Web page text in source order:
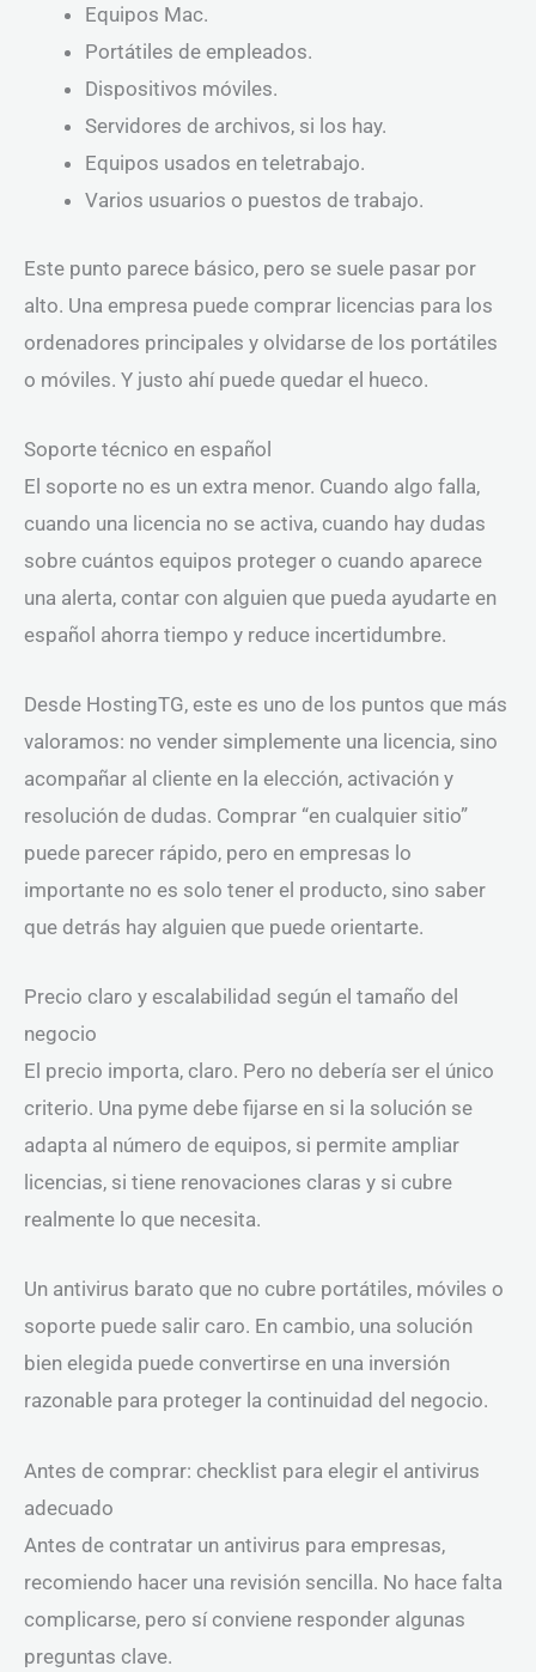
Equipos Mac.
Portátiles de empleados.
Dispositivos móviles.
Servidores de archivos, si los hay.
Equipos usados en teletrabajo.
Varios usuarios o puestos de trabajo.
Este punto parece básico, pero se suele pasar por
alto. Una empresa puede comprar licencias para los
ordenadores principales y olvidarse de los portátiles
o móviles. Y justo ahí puede quedar el hueco.
Soporte técnico en español
El soporte no es un extra menor. Cuando algo falla,
cuando una licencia no se activa, cuando hay dudas
sobre cuántos equipos proteger o cuando aparece
una alerta, contar con alguien que pueda ayudarte en
español ahorra tiempo y reduce incertidumbre.
Desde HostingTG, este es uno de los puntos que más
valoramos: no vender simplemente una licencia, sino
acompañar al cliente en la elección, activación y
resolución de dudas. Comprar “en cualquier sitio”
puede parecer rápido, pero en empresas lo
importante no es solo tener el producto, sino saber
que detrás hay alguien que puede orientarte.
Precio claro y escalabilidad según el tamaño del
negocio
El precio importa, claro. Pero no debería ser el único
criterio. Una pyme debe fijarse en si la solución se
adapta al número de equipos, si permite ampliar
licencias, si tiene renovaciones claras y si cubre
realmente lo que necesita.
Un antivirus barato que no cubre portátiles, móviles o
soporte puede salir caro. En cambio, una solución
bien elegida puede convertirse en una inversión
razonable para proteger la continuidad del negocio.
Antes de comprar: checklist para elegir el antivirus
adecuado
Antes de contratar un antivirus para empresas,
recomiendo hacer una revisión sencilla. No hace falta
complicarse, pero sí conviene responder algunas
preguntas clave.